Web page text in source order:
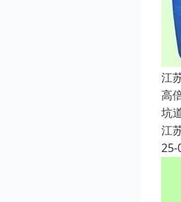
江
高
坑
江
25-